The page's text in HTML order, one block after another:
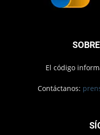
El código
Contáctanos: